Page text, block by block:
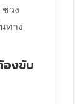
วง
ทาง
งขับ